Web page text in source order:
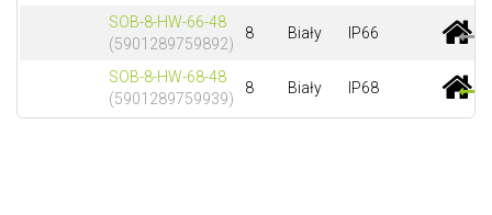
SOB-8-HW-66-48
(5901289759892)
8 Biały IP66
SOB-8-HW-68-48
(5901289759939)
8 Biały IP68